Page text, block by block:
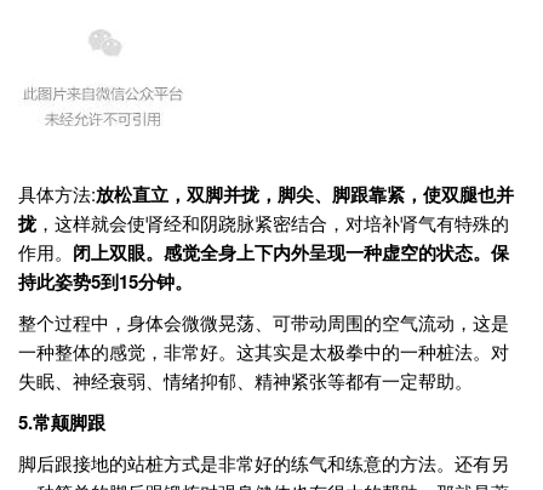
具体方法:放松直立，双脚并拢，脚尖、脚跟靠紧，使双腿也并
拢，这样就会使肾经和阴跷脉紧密结合，对培补肾气有特殊的
作用。 闭上双眼。感觉全身上下内外呈现一种虚空的状态。保
持此姿势5到15分钟。
整个过程中，身体会微微晃荡、可带动周围的空气流动，这是
一种整体的感觉，非常好。这其实是太极拳中的一种桩法。对
失眠、神经衰弱、情绪抑郁、精神紧张等都有一定帮助。
5.常颠脚跟
脚后跟接地的站桩方式是非常好的练气和练意的方法。还有另